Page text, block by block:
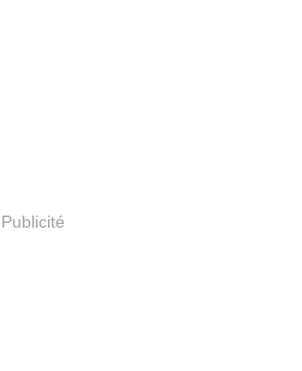
Publicité